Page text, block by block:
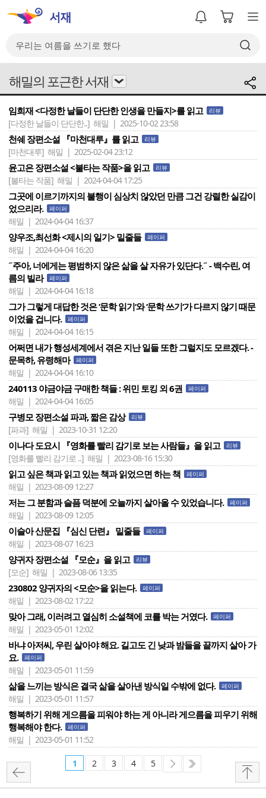
해밀의 포근한 서재
임희재 <다정한 날들이 단단한 인생을 만들지>를 읽고 리뷰
[다정한 날들이 단단한..] 해밀 | 2025-10-02 23:58
천쉐 장편소설 『마천대루』를 읽고 리뷰
[마천대루] 해밀 | 2025-02-04 23:12
윤고은 장편소설 <불타는 작품>을 읽고 리뷰
[불타는 작품] 해밀 | 2024-04-04 17:25
그곳에 이르기까지의 불행이 심상치 않았던 만큼 그건 강렬한 실감이
었으리라.
페이퍼
해밀 | 2024-04-04 16:37
양우조,최선화 <제시의 일기> 밑줄들 페이퍼
해밀 | 2024-04-04 16:20
˝주아, 너에게는 평범하지 않은 삶을 살 자유가 있단다.˝ - 백수린, 여
름의 빌라 페이퍼
해밀 | 2024-04-04 16:18
그가 그렇게 대답한 것은 ‘문학 읽기‘와 ‘문학 쓰기‘가 다르지 않기 때문
이었을 겁니다.
페이퍼
해밀 | 2024-04-04 16:15
어쩌면 내가 행성세계에서 겪은 지난 일들 또한 그럴지도 모르겠다. -
문목하, 유령해마 페이퍼
해밀 | 2024-04-04 16:10
240113 야금야금 구매한 책들 : 위민 토킹 외 6권 페이퍼
해밀 | 2024-04-04 16:05
구병모 장편소설 파과, 짧은 감상 리뷰
[파과] 해밀 | 2023-10-31 12:20
이나다 도요시 『영화를 빨리 감기로 보는 사람들』을 읽고 리뷰
[영화를 빨리 감기로 ..] 해밀 | 2023-08-16 15:30
읽고 싶은 책과 읽고 있는 책과 읽었으면 하는 책 페이퍼
해밀 | 2023-08-09 12:27
저는 그 분함과 슬픔 덕분에 오늘까지 살아올 수 있었습니다. 페이퍼
해밀 | 2023-08-09 12:05
이슬아 산문집 『심신 단련』 밑줄들 페이퍼
해밀 | 2023-08-07 16:23
양귀자 장편소설 『모순』을 읽고 리뷰
[모순] 해밀 | 2023-08-06 13:35
230802 양귀자의 <모순>을 읽는다. 페이퍼
해밀 | 2023-08-02 17:22
맞아 그래, 이러려고 열심히 소설책에 코를 박는 거였다. 페이퍼
해밀 | 2023-05-01 12:02
바냐 아저씨, 우린 살아야 해요. 길고도 긴 낮과 밤들을 끝까지 살아 가
요.
페이퍼
해밀 | 2023-05-01 11:59
삶을 느끼는 방식은 결국 삶을 살아낸 방식일 수밖에 없다. 페이퍼
해밀 | 2023-05-01 11:57
행복하기 위해 게으름을 피워야 하는 게 아니라 게으름을 피우기 위해
행복해야 한다.
페이퍼
해밀 | 2023-05-01 11:52
1 2 3 4 5